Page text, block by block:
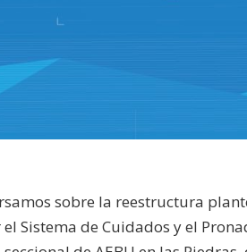
sobre la reestructura
Sistema de Cuidados y el